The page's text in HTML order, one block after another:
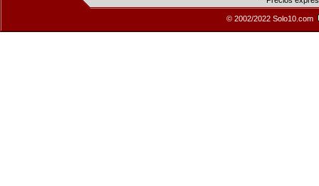
© 2002/2022 Solo10.com